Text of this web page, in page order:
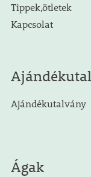
Tippek,ötletek
Kapcsolat
Ajándékutalvány
Ágak